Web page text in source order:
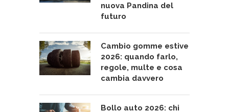
nuova Pandina del
futuro
Cambio gomme estive
2026: quando farlo,
regole, multe e cosa
cambia davvero
Bollo auto 2026: chi